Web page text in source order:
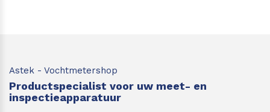
Astek - Vochtmetershop
Productspecialist voor uw meet- en
inspectieapparatuur